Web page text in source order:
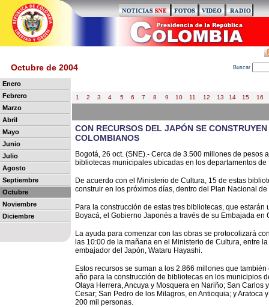
Octubre de 2004 Buscar
Enero
Febrero
Marzo
Abril
Mayo
Junio
Julio
Agosto
Septiembre
Octubre
Noviembre
Diciembre
1 2 3 4 5 6 7 8 9 10 11 12 13 14 15 16
CON RECURSOS DEL JAPÓN SE
COLOMBIANOS
Bogotá, 26 oct. (SNE).- Cerca de 3.500 millones de
bibliotecas municipales ubicadas en los departamentos
De acuerdo con el Ministerio de Cultura, 15 de estas
construir en los próximos días, dentro del Plan Nacional
Para la construcción de estas tres bibliotecas, que
Boyacá, el Gobierno Japonés a través de su Embajada
La ayuda para comenzar con las obras se protocolizará
las 10:00 de la mañana en el Ministerio de Cultura, entre
embajador del Japón, Wataru Hayashi.
Estos recursos se suman a los 2.866 millones que
año para la construcción de bibliotecas en los municipios
Olaya Herrera, Ancuya y Mosquera en Nariño; San Carlos
Cesar; San Pedro de los Milagros, en Antioquia; y
200 mil personas.